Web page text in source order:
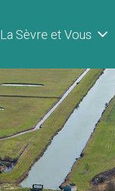
La Sèvre et Vous